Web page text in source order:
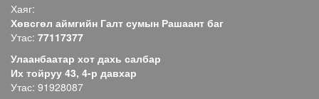
Хаяг:
Хөвсгөл аймгийн Галт сумын Рашаант баг
Утас: 77117377
Улаанбаатар хот дахь салбар
Их тойруу 43, 4-р давхар
Утас: 91928087